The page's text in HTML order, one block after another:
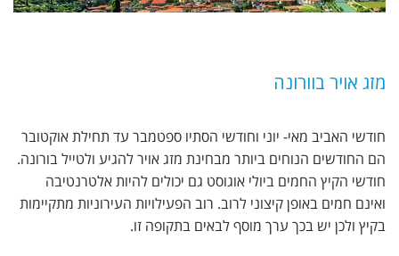
מזג אויר בוורונה
חודשי האביב מאי- יוני וחודשי הסתיו ספטמבר עד תחילת אוקטובר
הם החודשים הנוחים ביותר מבחינת מזג אויר להגיע ולטייל בורונה.
חודשי הקיץ החמים ביולי אוגוסט גם יכולים להיות אלטרנטיבה
ואינם חמים באופן קיצוני לרוב. רוב הפעילויות העירוניות מתקיימות
בקיץ ולכן יש בכך ערך מוסף לבאים בתקופה זו.